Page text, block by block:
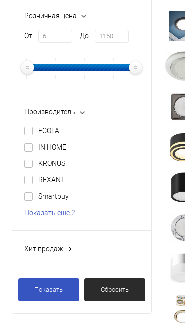
Розничная цена
От До
Производитель
ECOLA
IN HOME
KRONUS
REXANT
Smartbuy
Показать ещё 2
Хит продаж
Показать Сбросить